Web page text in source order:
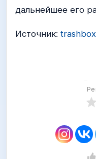
дальнейшее его
Источник: